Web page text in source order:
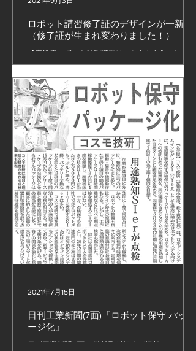
ロボット講習修了証のデザインが一新
（修了証が生まれ変わりました！）
【産業用ロボット特別講習はこちらから】 #無人化
設備 #ロボット設備
日刊工業新聞(7面)『ロボット保守 パッケ
ージ化』
日刊工業新聞(7面)に弊社取材記事が掲載されまし
2021年7月15日